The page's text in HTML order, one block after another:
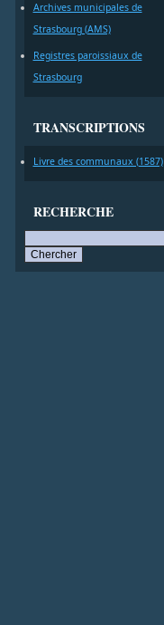
Archives municipales de
Strasbourg (AMS)
Registres paroissiaux de
Strasbourg
TRANSCRIPTIONS
Livre des communaux (1587)
RECHERCHE